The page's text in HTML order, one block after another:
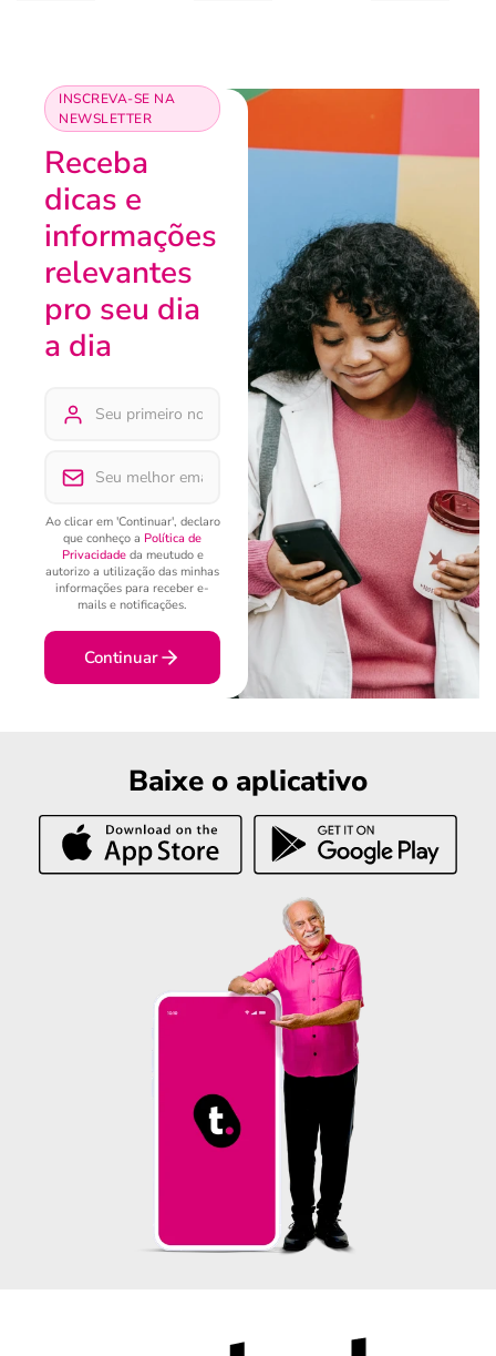
INSCREVA-SE NA
NEWSLETTER
Receba
dicas e
informações
relevantes
pro seu dia
a dia
Ao clicar em 'Continuar', declaro
que conheço a Política de
Privacidadeda meutudo e
autorizo a utilização das minhas
informações para receber e-
mails e notificações.
Continuar
Baixe o aplicativo